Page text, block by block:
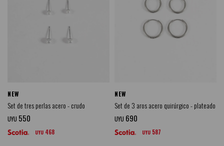
NEW
Set de tres perlas acero - crudo
UYU 550
UYU 468
NEW
Set de 3 aros acero quirúrgico - plateado
UYU 690
UYU 587